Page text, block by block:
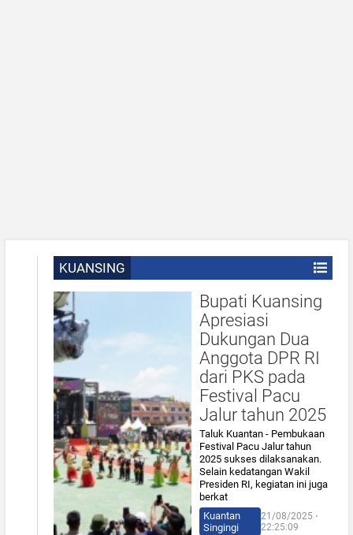
KUANSING
Bupati Kuansing
Apresiasi
Dukungan Dua
Anggota DPR RI
dari PKS pada
Festival Pacu
Jalur tahun 2025
Taluk Kuantan - Pembukaan
Festival Pacu Jalur tahun
2025 sukses dilaksanakan.
Selain kedatangan Wakil
Presiden RI, kegiatan ini juga
berkat
Kuantan
Singingi
21/08/2025 ⋅
22:25:09